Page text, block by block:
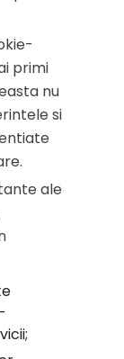
primi
nu
si
ale